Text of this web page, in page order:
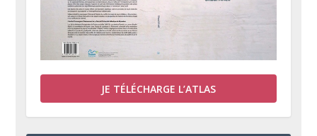
JE TÉLÉCHARGE L’ATLAS